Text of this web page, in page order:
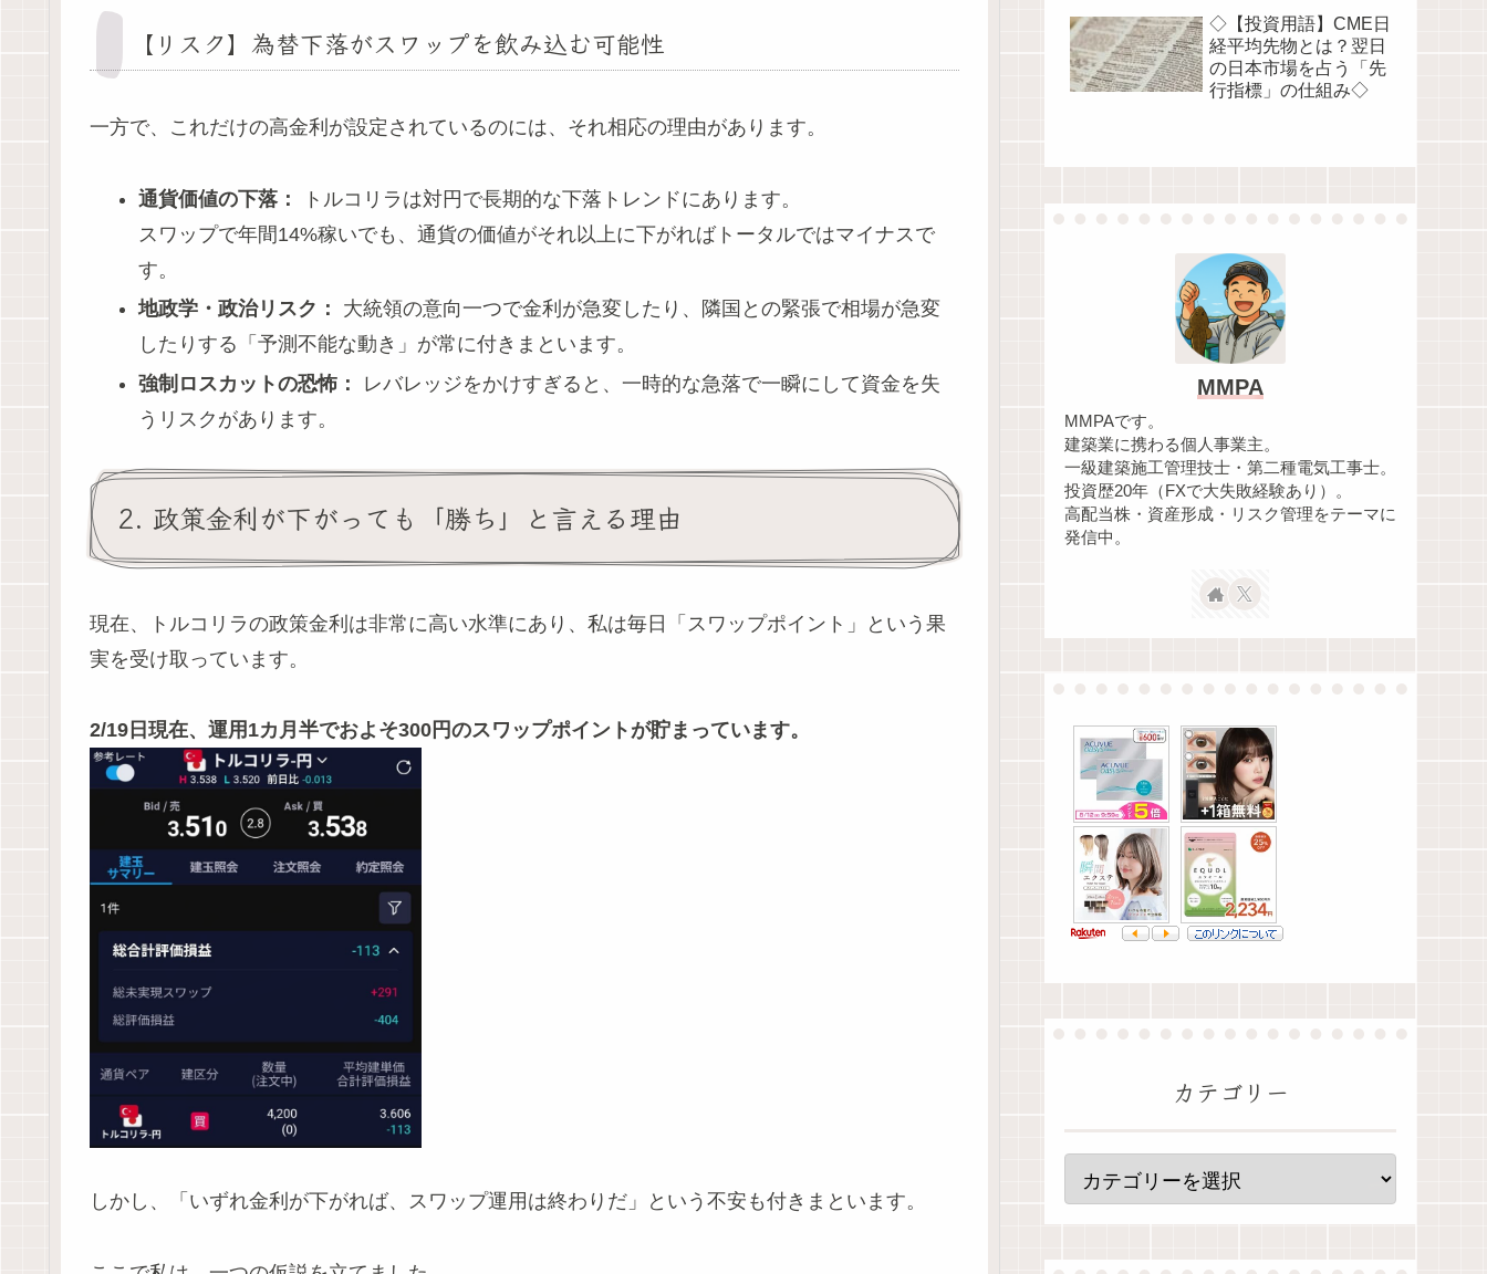
【リスク】為替下落がスワップを飲み込む可能性
一方で、これだけの高金利が設定されているのには、それ相応の理由があります。
通貨価値の下落：
トルコリラは対円で長期的な下落トレンドにあります。
スワップで年間14%稼いでも、通貨の価値がそれ以上に下がればトータルではマイナスで
す。
地政学・政治リスク：
大統領の意向一つで金利が急変したり、隣国との緊張で相場が急変
したりする「予測不能な動き」が常に付きまといます。
強制ロスカットの恐怖：
レバレッジをかけすぎると、一時的な急落で一瞬にして資金を失
うリスクがあります。
2. 政策金利が下がっても「勝ち」と言える理由
現在、トルコリラの政策金利は非常に高い水準にあり、私は毎日「スワップポイント」という果
実を受け取っています。
2/19日現在、運用1カ月半でおよそ300円のスワップポイントが貯まっています。
しかし、「いずれ金利が下がれば、スワップ運用は終わりだ」という不安も付きまといます。
◇【投資用語】CME日
経平均先物とは？翌日
の日本市場を占う「先
行指標」の仕組み◇
MMPA
MMPAです。
建築業に携わる個人事業主。
一級建築施工管理技士・第二種電気工事士。
投資歴20年（FXで大失敗経験あり）。
高配当株・資産形成・リスク管理をテーマに
発信中。
カテゴリー